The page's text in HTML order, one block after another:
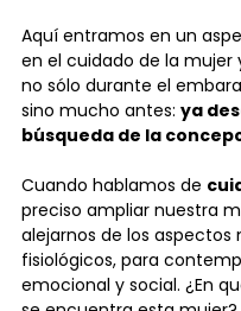
Aquí entramos en un
en el cuidado de la mujer
no sólo durante el
sino mucho antes: ya
búsqueda de la
Cuando hablamos de
preciso ampliar nuestra
alejarnos de los
fisiológicos, para
emocional y social. ¿En